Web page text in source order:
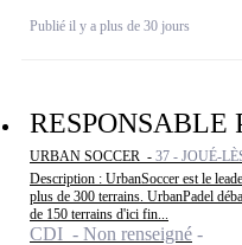
Publié il y a plus de 30 jours
RESPONSABLE
URBAN SOCCER - 37 - JOUÉ-
Description : UrbanSoccer est le
plus de 300 terrains. UrbanPadel
de 150 terrains d'ici fin...
CDI - Non renseigné